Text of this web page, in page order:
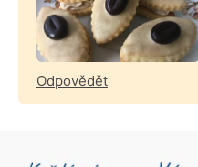
Odpovědět